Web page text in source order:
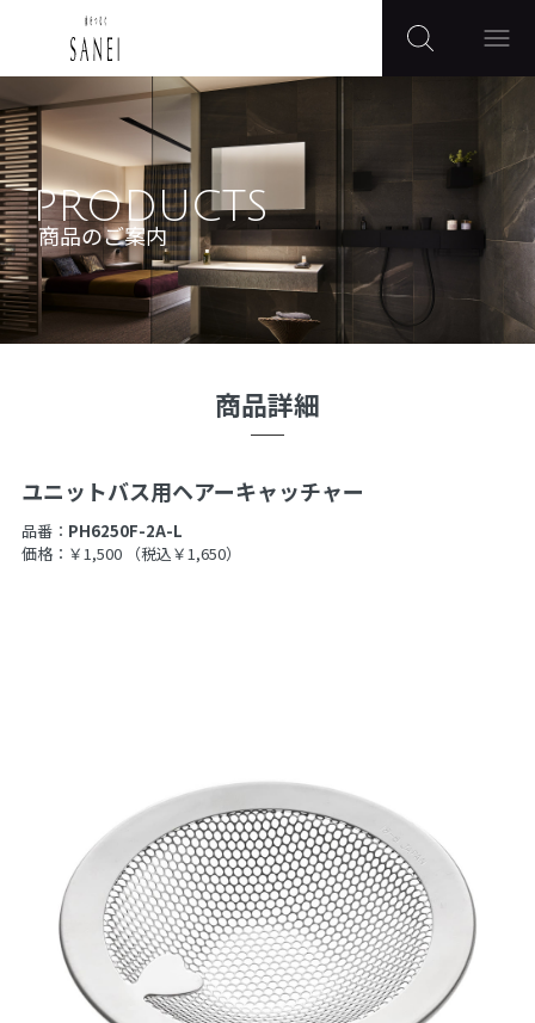
PRODUCTS
商品のご案内
商品詳細
ユニットバス用ヘアーキャッチャー
品番： PH6250F-2A-L
価格：￥1,500
（税込￥1,650）